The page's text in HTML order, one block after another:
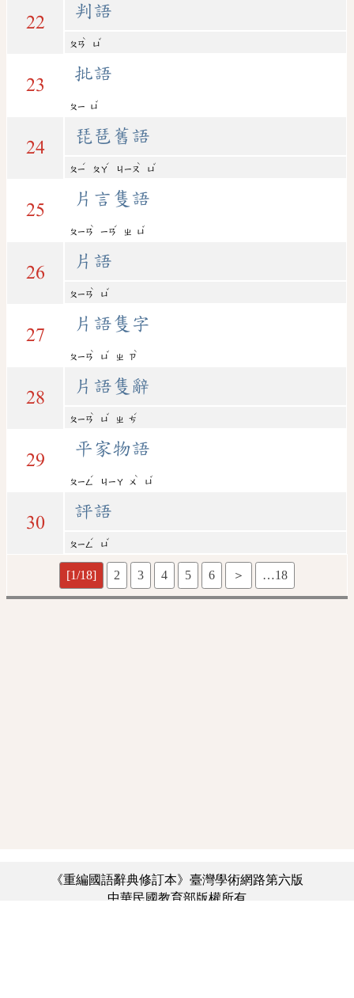
22
判語
ㄆㄢ
ˋ
ㄩ
ˇ
23
批語
ㄆㄧ ㄩ
ˇ
24
琵琶舊語
ㄆㄧ
ˊ
ㄆㄚ
ˊ
ㄐㄧㄡ
ˋ
ㄩ
ˇ
25
片言隻語
ㄆㄧㄢ
ˋ
ㄧㄢ
ˊ
ㄓ ㄩ
ˇ
26
片語
ㄆㄧㄢ
ˋ
ㄩ
ˇ
27
片語隻字
ㄆㄧㄢ
ˋ
ㄩ
ˇ
ㄓ ㄗ
ˋ
28
片語隻辭
ㄆㄧㄢ
ˋ
ㄩ
ˇ
ㄓ ㄘ
ˊ
29
平家物語
ㄆㄧㄥ
ˊ
ㄐㄧㄚ ㄨ
ˋ
ㄩ
ˇ
30
評語
ㄆㄧㄥ
ˊ
ㄩ
ˇ
[1/18] 2 3 4 5 6 ＞ …18
《重編國語辭典修訂本》臺灣學術網路第六版
中華民國教育部版權所有